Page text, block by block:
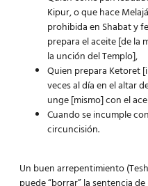
Kipur, o que hace
prohibida en Shabat y
prepara el aceite [de la
la unción del Templo],
Quien prepara Ketoret
veces al día en el altar
unge [mismo] con el
Cuando se incumple
circuncisión.
Un buen arrepentimiento